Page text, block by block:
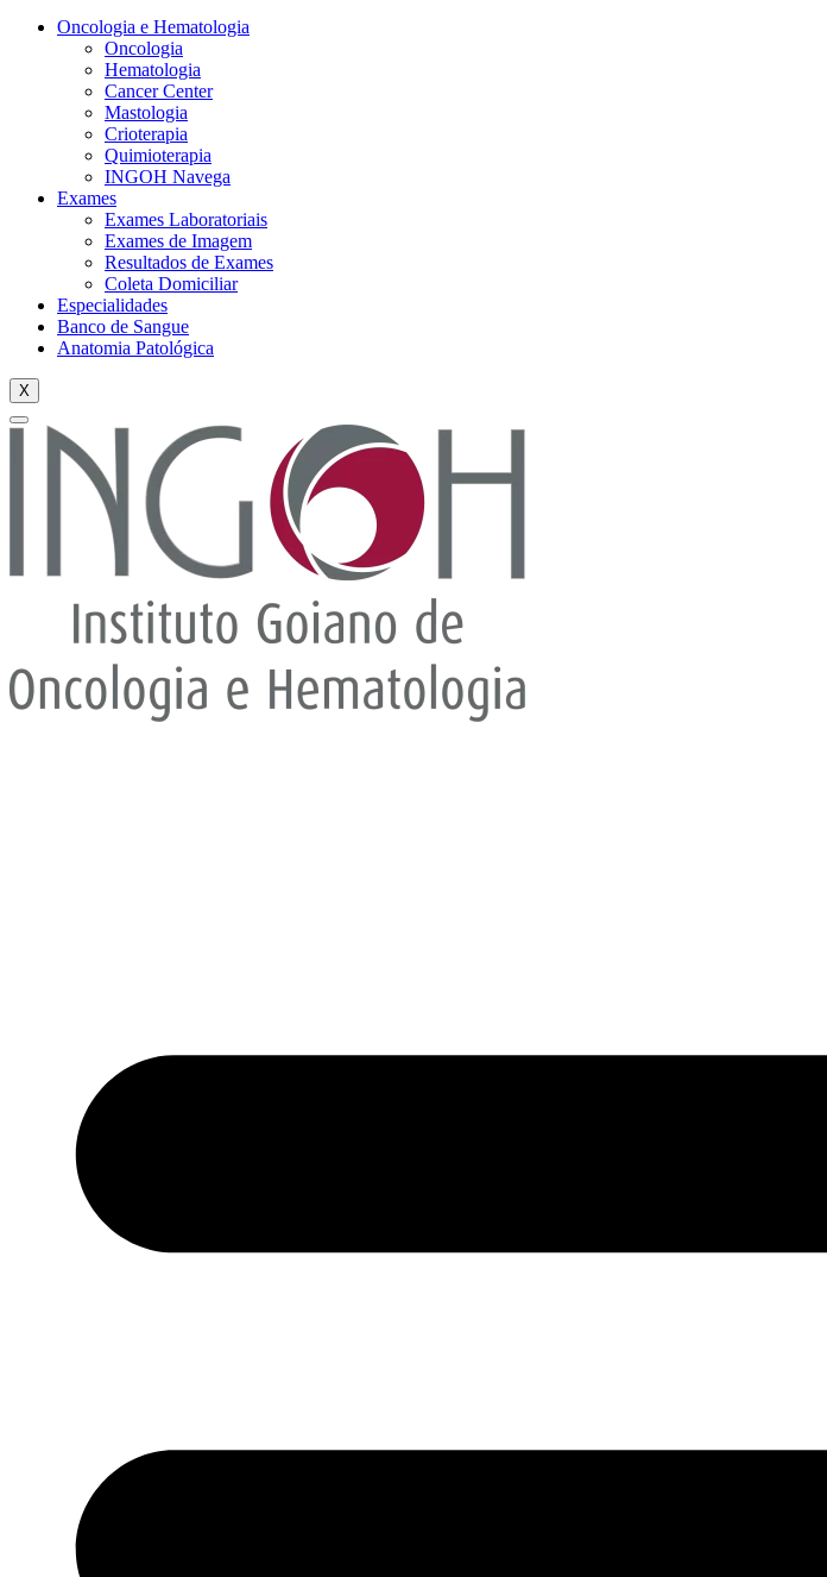
Oncologia e Hematologia
Oncologia
Hematologia
Cancer Center
Mastologia
Crioterapia
Quimioterapia
INGOH Navega
Exames
Exames Laboratoriais
Exames de Imagem
Resultados de Exames
Coleta Domiciliar
Especialidades
Banco de Sangue
Anatomia Patológica
X